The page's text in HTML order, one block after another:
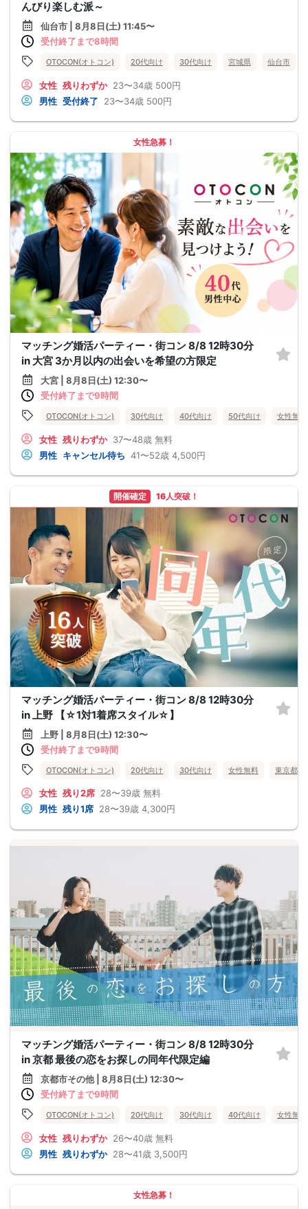
んびり楽しむ派～
仙台市 | 8月8日(土) 11:45〜
受付終了まで8時間
OTOCON(オトコン) 20代向け 30代向け 宮城県 仙台市
女性 残りわずか 23〜34歳 500円
男性 受付終了 23〜34歳 500円
女性急募！
マッチング婚活パーティー・街コン 8/8 12時30分
in 大宮 3か月以内の出会いを希望の方限定
大宮 | 8月8日(土) 12:30〜
受付終了まで9時間
OTOCON(オトコン) 30代向け 40代向け 50代向け 女性無料
女性 残りわずか 37〜48歳 無料
男性 キャンセル待ち 41〜52歳 4,500円
開催確定 16人突破！
マッチング婚活パーティー・街コン 8/8 12時30分
in 上野 【☆1対1着席スタイル☆】
上野 | 8月8日(土) 12:30〜
受付終了まで9時間
OTOCON(オトコン) 20代向け 30代向け 女性無料 東京都
女性 残り2席 28〜39歳 無料
男性 残り1席 28〜39歳 4,300円
マッチング婚活パーティー・街コン 8/8 12時30分
in 京都 最後の恋をお探しの同年代限定編
京都市その他 | 8月8日(土) 12:30〜
受付終了まで9時間
OTOCON(オトコン) 20代向け 30代向け 40代向け 女性無料
女性 残りわずか 26〜40歳 無料
男性 残りわずか 28〜41歳 3,500円
女性急募！